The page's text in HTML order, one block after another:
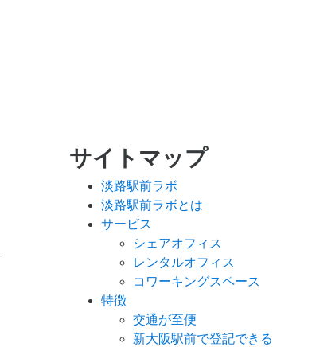
サイトマップ
淡路駅前ラボ
淡路駅前ラボとは
サービス
シェアオフィス
レンタルオフィス
コワーキングスペース
特徴
交通が至便
新大阪駅前で登記できる